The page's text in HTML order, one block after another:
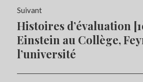
Navigation
de
l’article
Suivant
Article
Suivant:
Histoires d’évaluation
Einstein au Collège,
l’université